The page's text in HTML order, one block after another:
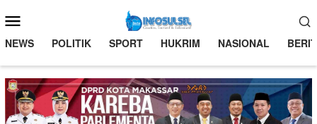
ke
kontenMobile
NEWS POLITIK SPORT HUKRIM NASIONAL